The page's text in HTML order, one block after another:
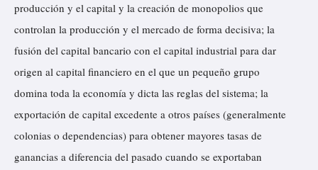
producción y el capital y la creación de monopolios que
controlan la producción y el mercado de forma decisiva; la
fusión del capital bancario con el capital industrial para dar
origen al capital financiero en el que un pequeño grupo
domina toda la economía y dicta las reglas del sistema; la
exportación de capital excedente a otros países (generalmente
colonias o dependencias) para obtener mayores tasas de
ganancias a diferencia del pasado cuando se exportaban